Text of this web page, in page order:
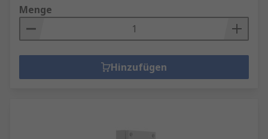
Menge
Hinzufügen